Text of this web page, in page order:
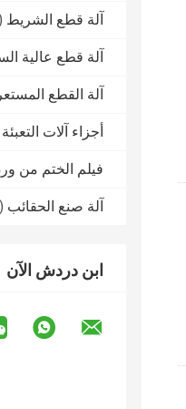
آلة قطع الشريط
آلة قطع عالية
آلة القطع
أجزاء آلات
فيلم الختم من
آلة صنع الحقائب (12)
ابن دردش الآن